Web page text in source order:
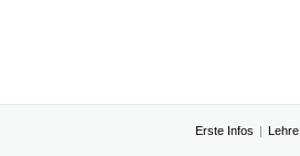
Erste Infos Lehre